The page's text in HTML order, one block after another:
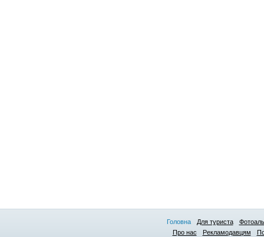
Головна Для туриста
Про нас
Рекламодавцям